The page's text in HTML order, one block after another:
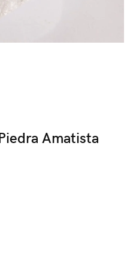
Amatista